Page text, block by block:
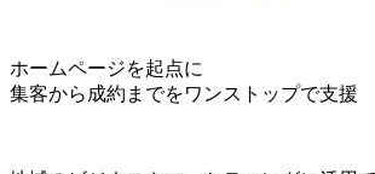
ホームページを起点に
集客から成約までをワンストップで支援